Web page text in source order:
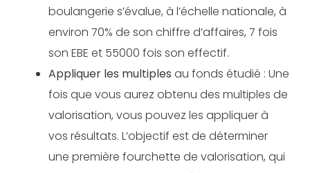
boulangerie s’évalue, à l’échelle nationale, à
environ 70% de son chiffre d’affaires, 7 fois
son EBE et 55000 fois son effectif.
Appliquer les multiples au fonds étudié : Une
fois que vous aurez obtenu des multiples de
valorisation, vous pouvez les appliquer à
vos résultats. L’objectif est de déterminer
une première fourchette de valorisation, qui